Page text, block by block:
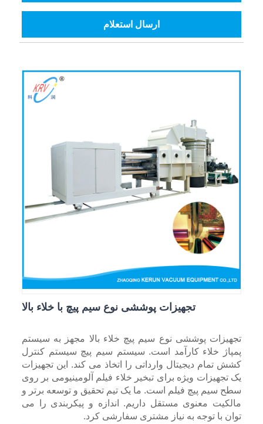
ارسال استعلام
تجهیزات پوششی نوع سیم پیچ با خلاء بالا
تجهیزات پوششی نوع سیم پیچ خلاء بالا مجهز به سیستم
پمپاژ خلاء کارآمد است. سیستم سیم پیچ سیستم کنترل
کشش تمام دیجیتال وارداتی را اتخاذ می کند. این تجهیزات
یک تجهیزات ویژه برای تبخیر خلاء فیلم آلومینیومی بر روی
سطح سیم پیچ فیلم است. ما یک تیم تحقیق و توسعه برتر و
مالکیت معنوی مستقل داریم. اندازه و پیکربندی را می
توان با توجه به نیاز مشتری سفارشی کرد.